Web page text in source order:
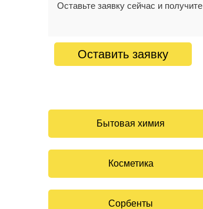
Оставьте заявку сейчас и получите
Оставить заявку
Бытовая химия
Косметика
Сорбенты